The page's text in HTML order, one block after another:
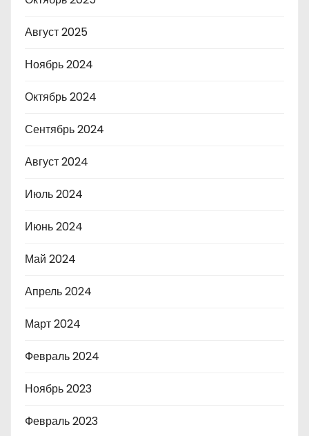
Август 2025
Ноябрь 2024
Октябрь 2024
Сентябрь 2024
Август 2024
Июль 2024
Июнь 2024
Май 2024
Апрель 2024
Март 2024
Февраль 2024
Ноябрь 2023
Февраль 2023